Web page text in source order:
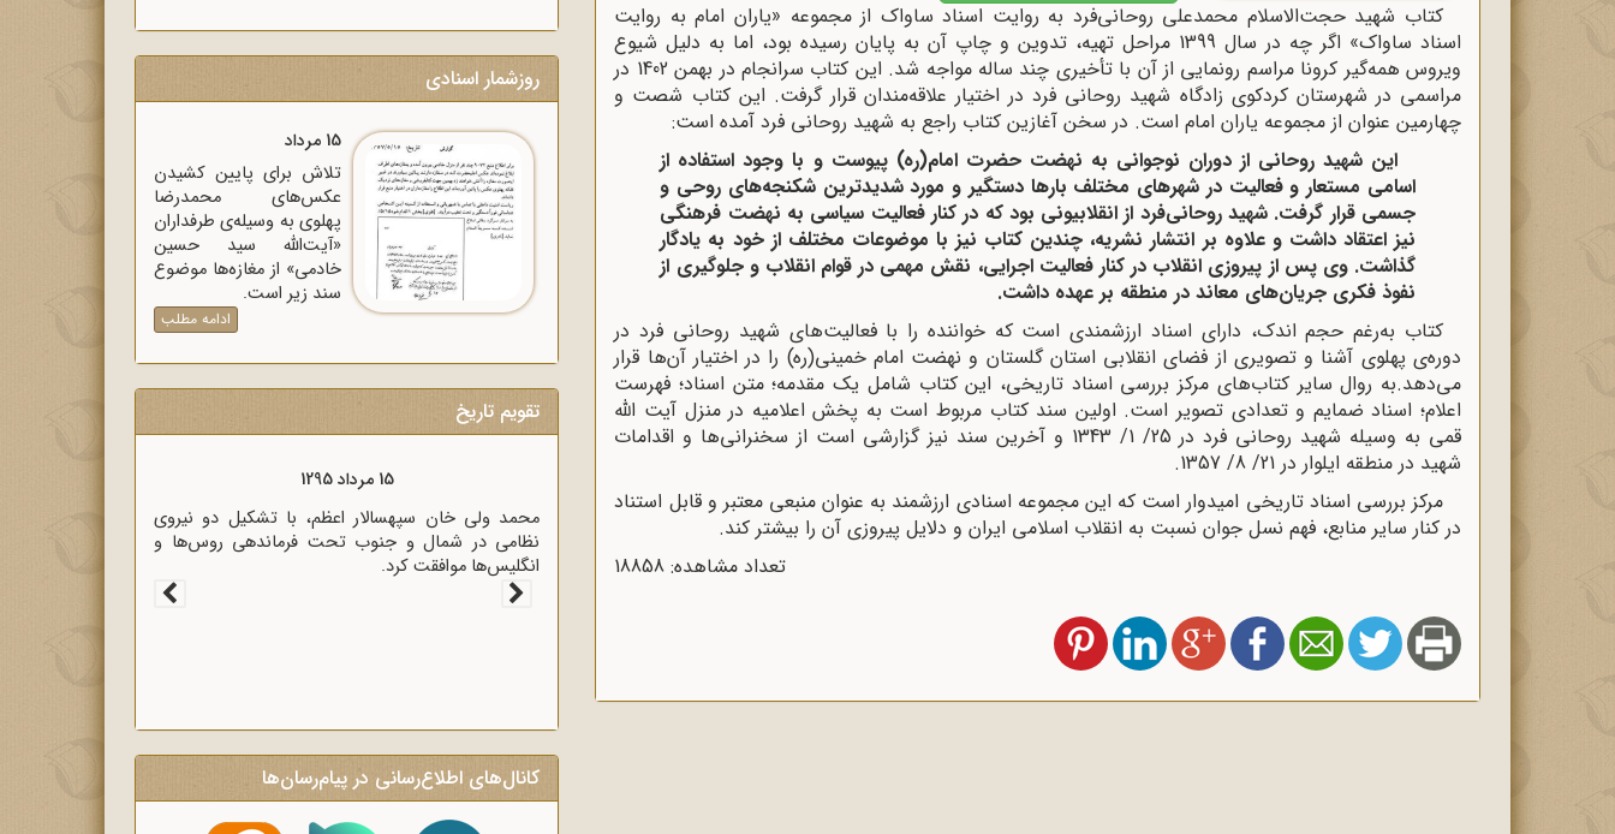
کتاب شهید حجت‌الاسلام محمدعلی روحانی‌فرد به روایت اسناد ساواک از مجموعه «یاران امام به روایت
اسناد ساواک» اگر چه در سال 1399 مراحل تهیه، تدوین و چاپ آن به پایان رسیده بود، اما به دلیل شیوع
ویروس همه‌گیر کرونا مراسم رونمایی از آن با تأخیری چند ساله مواجه شد. این کتاب سرانجام در بهمن 1402 در
مراسمی در شهرستان کردکوی زادگاه شهید روحانی فرد در اختیار علاقه‌مندان قرار گرفت. این کتاب شصت و
چهارمین عنوان از مجموعه یاران امام است. در سخن آغازین کتاب راجع به شهید روحانی فرد آمده است:
این شهید روحانی از دوران نوجوانی به نهضت حضرت امام(ره) پیوست و با وجود استفاده از
اسامی مستعار و فعالیت در شهرهای مختلف بارها دستگیر و مورد شدیدترین شکنجه‌های روحی و
جسمی قرار گرفت. شهید روحانی‌فرد از انقلابیونی بود که در کنار فعالیت سیاسی به نهضت فرهنگی
نیز اعتقاد داشت و علاوه بر انتشار نشریه، چندین کتاب نیز با موضوعات مختلف از خود به یادگار
گذاشت. وی پس از پیروزی انقلاب در کنار فعالیت اجرایی، نقش مهمی در قوام انقلاب و جلوگیری از
نفوذ فکری جریان‌های معاند در منطقه بر عهده داشت.
کتاب به‌رغم حجم اندک، دارای اسناد ارزشمندی است که خواننده را با فعالیت‌های شهید روحانی فرد در
دوره‌ی پهلوی آشنا و تصویری از فضای انقلابی استان گلستان و نهضت امام خمینی(ره) را در اختیار آن‌ها قرار
می‌دهد.به روال سایر کتاب‌های مرکز بررسی اسناد تاریخی، این کتاب شامل یک مقدمه؛ متن اسناد؛ فهرست
اعلام؛ اسناد ضمایم و تعدادی تصویر است. اولین سند کتاب مربوط است به پخش اعلامیه در منزل آیت الله
قمی به وسیله شهید روحانی فرد در 25/ 1/ 1343 و آخرین سند نیز گزارشی است از سخنرانی‌ها و اقدامات
شهید در منطقه ایلوار در 21/ 8/ 1357.
مرکز بررسی اسناد تاریخی امیدوار است که این مجموعه اسنادی ارزشمند به عنوان منبعی معتبر و قابل استناد
در کنار سایر منابع، فهم نسل جوان نسبت به انقلاب اسلامی ایران و دلایل پیروزی آن را بیشتر کند.
تعداد مشاهده: 18858
روزشمار اسنادی
15 مرداد
تلاش برای پایین کشیدن
عکس‌های محمدرضا
پهلوی به وسیله‌ی طرفداران
«آیت‌الله سید حسین
خادمی» از مغازه‌ها موضوع
سند زیر است.
ادامه مطلب
تقویم تاریخ
15 مرداد 1295
محمد ولی خان سپهسالار اعظم، با تشکیل دو نیروی
نظامی در شمال و جنوب تحت فرماندهی روس‌ها و
انگلیس‌ها موافقت کرد.
کانال‌های اطلاع‌رسانی در پیام‌رسان‌ها